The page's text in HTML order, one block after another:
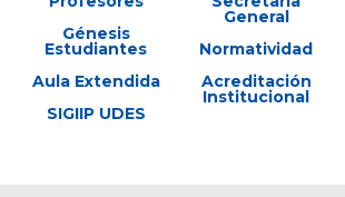
Génesis
Estudiantes
Aula Extendida
SIGIIP UDES
General
Normatividad
Acreditación
Institucional